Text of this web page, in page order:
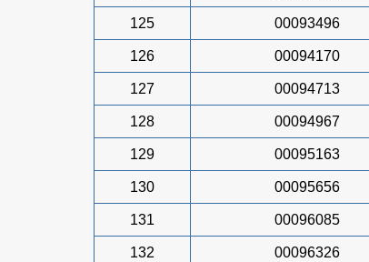
125 00093496
126 00094170
127 00094713
128 00094967
129 00095163
130 00095656
131 00096085
132 00096326